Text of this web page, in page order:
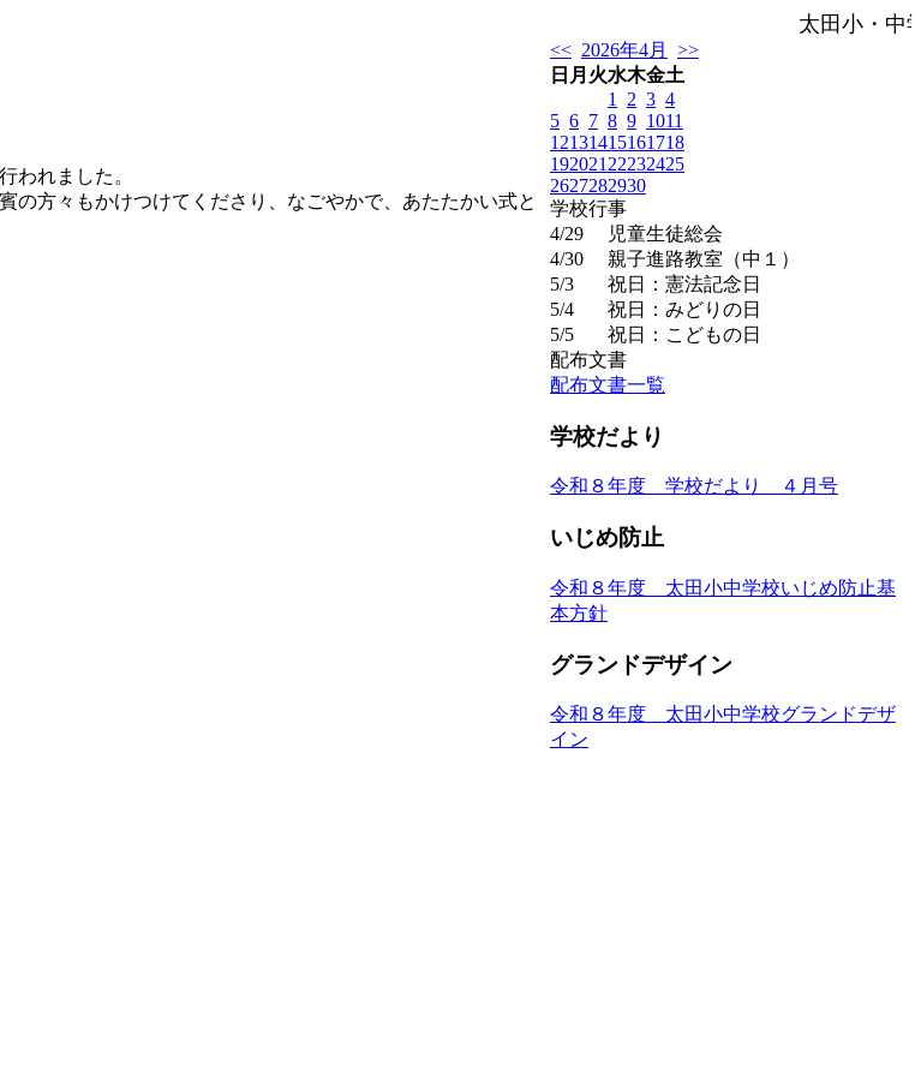
太田小・中
われました。
の方々もかけつけてくださり、なごやかで、あたたかい式と
<< 2026年4月
>>
日 月 火水木金土
1
2 3 4
5 6 7 8 9 1011
12131415161718
192021 22232425
2627282930
学校行事
4/29
児童生徒総会
4/30
親子進路教室（中１）
5/3
祝日：憲法記念日
5/4
祝日：みどりの日
5/5
祝日：こどもの日
配布文書
配布文書一覧
学校だより
令和８年度 学校だより ４月号
いじめ防止
令和８年度 太田小中学校いじめ防止基
本方針
グランドデザイン
令和８年度 太田小中学校グランドデザ
イン